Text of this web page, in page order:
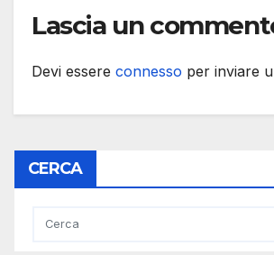
Lascia un
Devi essere connesso per inviare
CERCA